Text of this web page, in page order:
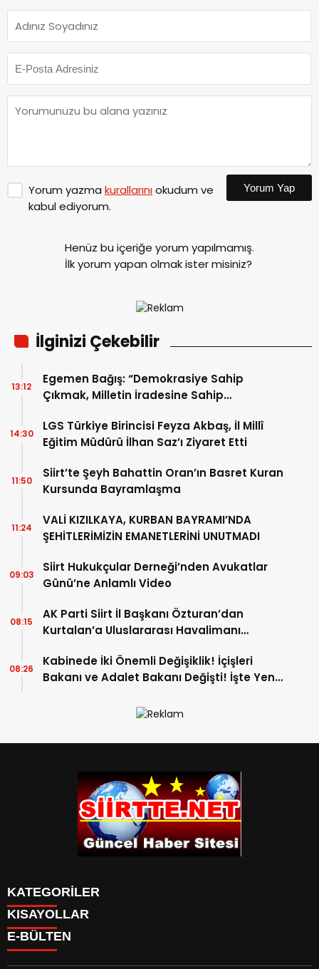
Yorum yazma kurallarınıokudum ve
kabul ediyorum.
Yorum Yap
Henüz bu içeriğe yorum yapılmamış.
İlk yorum yapan olmak ister misiniz?
İlginizi Çekebilir
Egemen Bağış: “Demokrasiye Sahip
Çıkmak, Milletin İradesine Sahip
13:12
LGS Türkiye Birincisi Feyza Akbaş, İl Millî
Eğitim Müdürü İlhan Saz’ı Ziyaret Etti
14:30
Siirt’te Şeyh Bahattin Oran’ın Basret Kuran
Kursunda Bayramlaşma
11:50
VALİ KIZILKAYA, KURBAN BAYRAMI’NDA
ŞEHİTLERİMİZİN EMANETLERİNİ UNUTMADI
11:24
Siirt Hukukçular Derneği’nden Avukatlar
Günü’ne Anlamlı Video
09:03
AK Parti Siirt İl Başkanı Özturan’dan
Kurtalan’a Uluslararası Havalimanı
08:15
Kabinede İki Önemli Değişiklik! İçişleri
Bakanı ve Adalet Bakanı Değişti! İşte Yeni
08:26
KATEGORİLER
SPOR
Eruh Haberleri
KISAYOLLAR
MANSET
SAĞLIK
E-BÜLTEN